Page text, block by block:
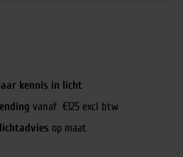
kennis in licht
vanaf €125 excl btw
op maat